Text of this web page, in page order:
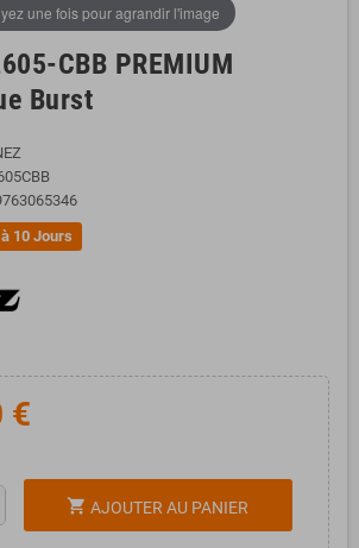
une fois pour agrandir l'image
CBB PREMIUM
Burst
10 Jours
€
shopping_cart AJOUTER AU PANIER